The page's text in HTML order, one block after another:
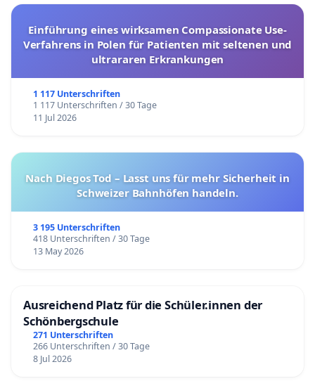
Einführung eines wirksamen Compassionate Use-
Verfahrens in Polen für Patienten mit seltenen und
ultrararen Erkrankungen
1 117 Unterschriften
1 117 Unterschriften / 30 Tage
11 Jul 2026
Nach Diegos Tod – Lasst uns für mehr Sicherheit in
Schweizer Bahnhöfen handeln.
3 195 Unterschriften
418 Unterschriften / 30 Tage
13 May 2026
Ausreichend Platz für die Schüler.innen der
Schönbergschule
271 Unterschriften
266 Unterschriften / 30 Tage
8 Jul 2026